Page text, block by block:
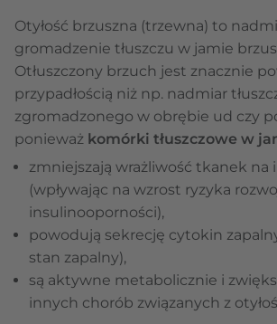
Otyłość brzuszna (trzewna) to
gromadzenie tłuszczu w jamie
Otłuszczony brzuch jest znacznie
przypadłością niż np. nadmiar
zgromadzonego w obrębie ud czy
ponieważ komórki tłuszczowe w
zmniejszają wrażliwość tkanek na
(wpływając na wzrost ryzyka
insulinooporności),
powodują sekrecję cytokin
stan zapalny),
są aktywne metabolicznie i
innych chorób związanych z